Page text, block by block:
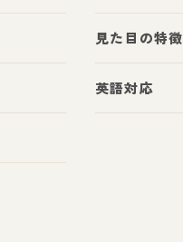
見た目の特徴
英語対応